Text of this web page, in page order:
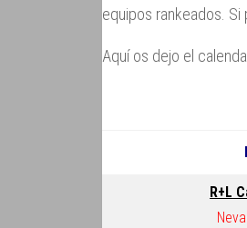
equipos rankeados.
Aquí os dejo el
R+L